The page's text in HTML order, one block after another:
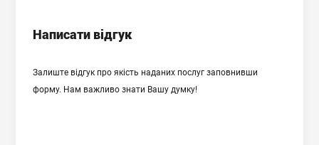
Написати відгук
Залиште відгук про якість наданих послуг заповнивши
форму. Нам важливо знати Вашу думку!